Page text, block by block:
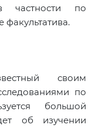
частности по
факультатива.
своим
по
большой
об изучении